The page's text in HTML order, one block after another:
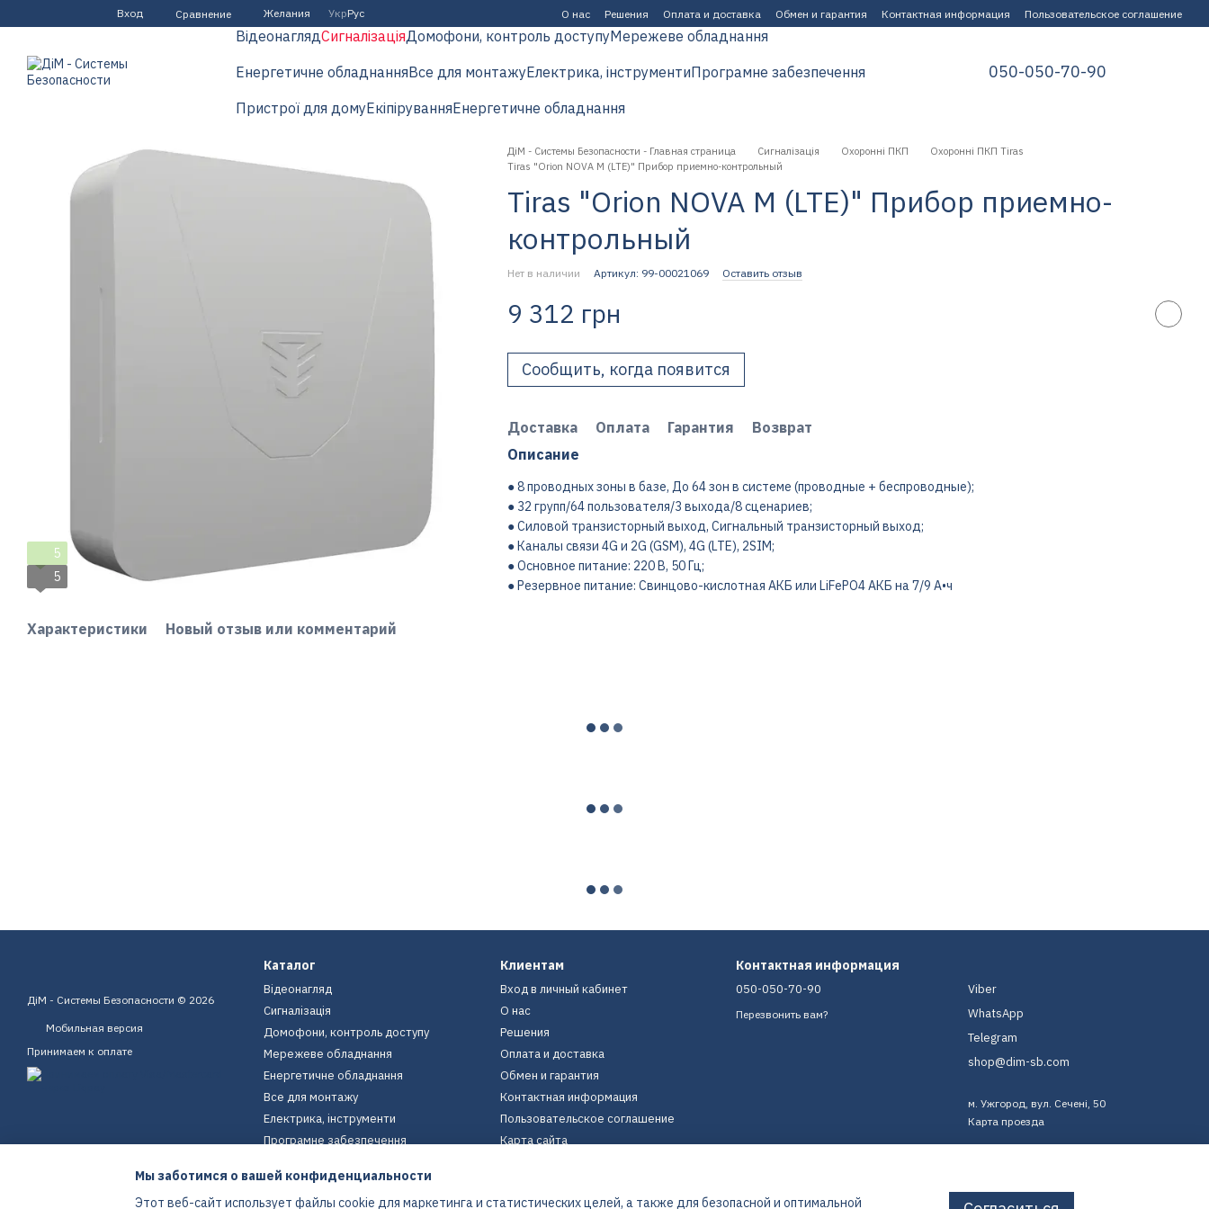
Перейти к основному контенту
Вход Сравнение Желания УкрРус О нас Решения Оплата и доставка Обмен и гарантия Контактная информация Пользовательское соглашение
ВідеонаглядСигналізаціяДомофони, контроль доступуМережеве обладнання
Енергетичне обладнанняВсе для монтажуЕлектрика, інструментиПрограмне забезпечення
Пристрої для домуЕкіпіруванняЕнергетичне обладнання
050-050-70-90
5
5
Характеристики Новый отзыв или комментарий
ДіМ - Системы Безопасности - Главная страница Сигналізація Охоронні ПКП
Охоронні ПКП Tiras
Tiras "Orion NOVA M (LTE)" Прибор приемно-контрольный
Tiras "Orion NOVA M (LTE)" Прибор приемно-
контрольный
Нет в наличии Артикул: 99-00021069 Оставить отзыв
9 312 грн
Сообщить, когда появится
Доставка Оплата Гарантия
Возврат
Описание
● 8 проводных зоны в базе, До 64 зон в системе (проводные + беспроводные);
● 32 групп/64 пользователя/3 выхода/8 сценариев;
● Силовой транзисторный выход, Сигнальный транзисторный выход;
● Каналы связи 4G и 2G (GSM), 4G (LTE), 2SIM;
● Основное питание: 220 В, 50 Гц;
● Резервное питание: Свинцово-кислотная АКБ или LiFePO4 АКБ на 7/9 А•ч
ДіМ - Системы Безопасности © 2026
Мобильная версия
Принимаем к оплате
Каталог
Відеонагляд
Сигналізація
Домофони, контроль доступу
Мережеве обладнання
Енергетичне обладнання
Все для монтажу
Електрика, інструменти
Програмне забезпечення
Екіпірування
Енергетичне обладнання
Клиентам
Вход в личный кабинет
О нас
Решения
Оплата и доставка
Обмен и гарантия
Контактная информация
Пользовательское соглашение
Карта сайта
Контактная информация
050-050-70-90
Перезвонить вам?
Viber
WhatsApp
Telegram
shop@dim-sb.com
м. Ужгород, вул. Сечені, 50
Карта проезда
Мы заботимся о вашей конфиденциальности
Этот веб-сайт использует файлы cookie для маркетинга и статистических целей, а также для безопасной и оптимальной